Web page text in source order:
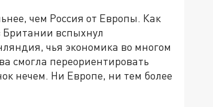
чем Россия от Европы. Как
Британии вспыхнул
чья экономика во многом
смогла переориентировать
нечем. Ни Европе, ни тем более